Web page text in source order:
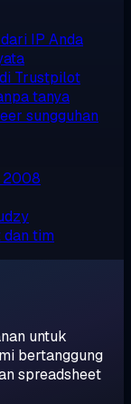
IP Anda
Trustpilot
tanya
sungguhan
2008
tim
untuk
bertanggung
spreadsheet